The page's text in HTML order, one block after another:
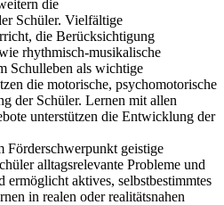
die
Schüler. Vielfältige
die Berücksichtigung
rhythmisch-musikalische
Schulleben als wichtige
die motorische, psychomotorische
der Schüler. Lernen mit allen
unterstützen die Entwicklung der
Förderschwerpunkt geistige
alltagsrelevante Probleme und
ermöglicht aktives, selbstbestimmtes
in realen oder realitätsnahen